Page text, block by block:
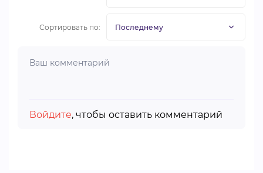
Сортировать по:
Войдите, чтобы оставить комментарий